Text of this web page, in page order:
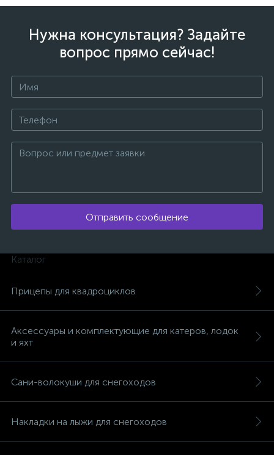
Нужна консультация? Задайте
вопрос прямо сейчас!
Отправить сообщение
Каталог
Прицепы для квадроциклов
Аксессуары и комплектующие для катеров, лодок
и яхт
Сани-волокуши для снегоходов
Накладки на лыжи для снегоходов